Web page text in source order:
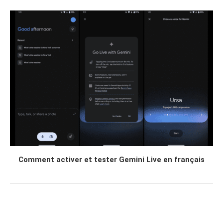
Comment activer et tester Gemini Live en français